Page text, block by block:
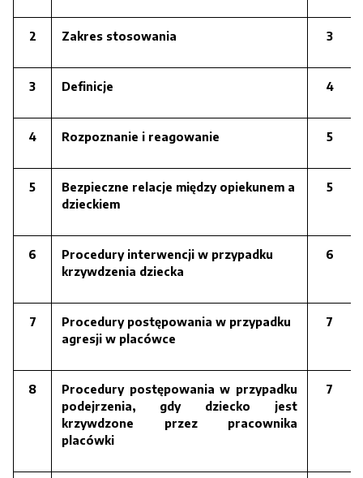
2 Zakres stosowania 3
3 Definicje 4
4 Rozpoznanie i reagowanie 5
5
Bezpieczne relacje między opiekunem a
dzieckiem
5
6
Procedury interwencji w przypadku
krzywdzenia dziecka
6
7
Procedury postępowania w przypadku
agresji w placówce
7
8
Procedury postępowania w przypadku
podejrzenia, gdy dziecko jest
krzywdzone przez pracownika
placówki
7